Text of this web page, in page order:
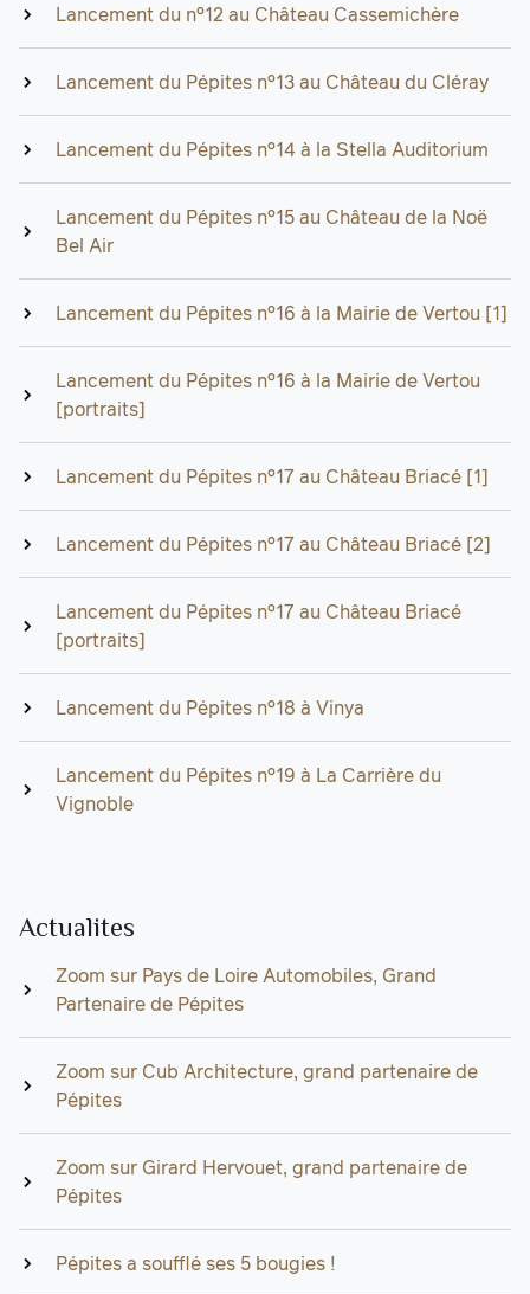
Lancement du n°12 au Château Cassemichère
Lancement du Pépites n°13 au Château du Cléray
Lancement du Pépites n°14 à la Stella Auditorium
Lancement du Pépites n°15 au Château de la Noë
Bel Air
Lancement du Pépites n°16 à la Mairie de Vertou [1]
Lancement du Pépites n°16 à la Mairie de Vertou
[portraits]
Lancement du Pépites n°17 au Château Briacé [1]
Lancement du Pépites n°17 au Château Briacé [2]
Lancement du Pépites n°17 au Château Briacé
[portraits]
Lancement du Pépites n°18 à Vinya
Lancement du Pépites n°19 à La Carrière du
Vignoble
Actualites
Zoom sur Pays de Loire Automobiles, Grand
Partenaire de Pépites
Zoom sur Cub Architecture, grand partenaire de
Pépites
Zoom sur Girard Hervouet, grand partenaire de
Pépites
Pépites a soufflé ses 5 bougies !